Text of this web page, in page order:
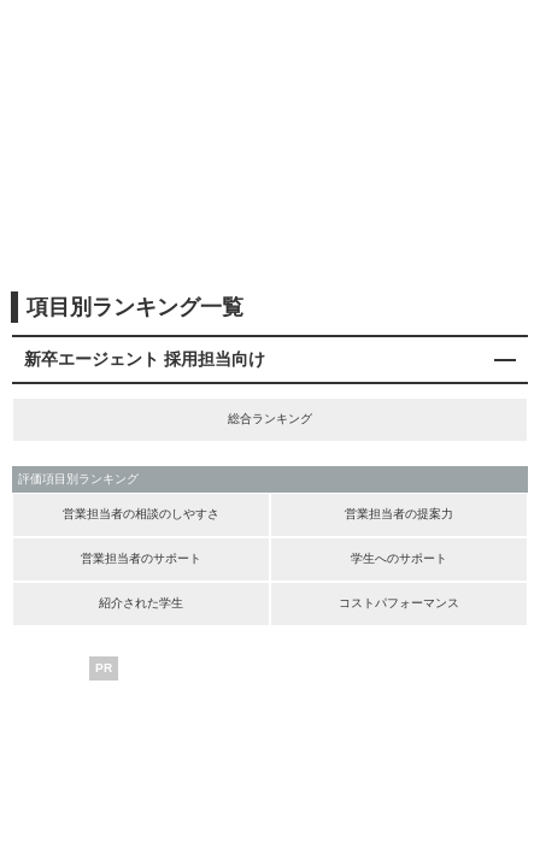
項目別ランキング一覧
新卒エージェント 採用担当向け
総合ランキング
評価項目別ランキング
営業担当者の相談のしやすさ 営業担当者の提案力
営業担当者のサポート 学生へのサポート
紹介された学生 コストパフォーマンス
PR